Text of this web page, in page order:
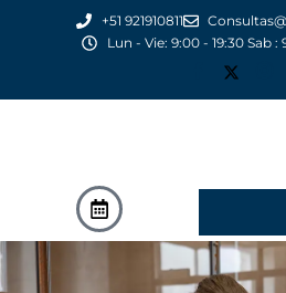
+51 921910811
Lun - Vie: 9:00 - 19:30 Sab :